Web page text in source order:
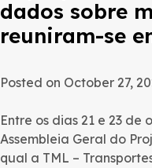
dados sobre
reuniram-se
Posted on October 27,
Entre os dias 21 e 23 de
Assembleia Geral do
qual a TML –